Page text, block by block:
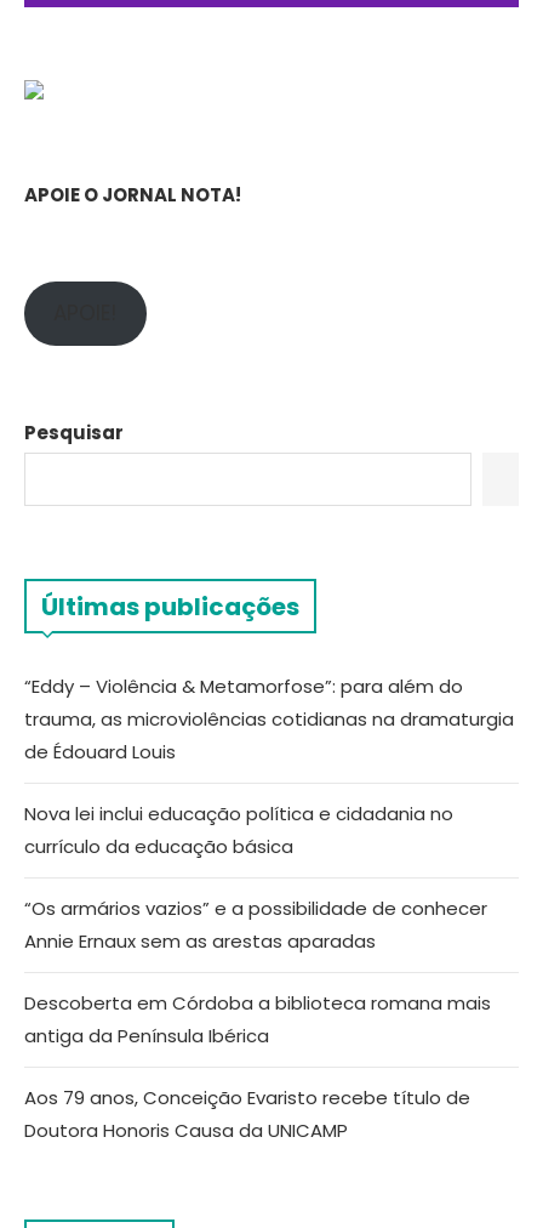
APOIE O JORNAL NOTA!
Pesquisar
Últimas publicações
“Eddy – Violência & Metamorfose”: para além do
trauma, as microviolências cotidianas na dramaturgia
de Édouard Louis
Nova lei inclui educação política e cidadania no
currículo da educação básica
“Os armários vazios” e a possibilidade de conhecer
Annie Ernaux sem as arestas aparadas
Descoberta em Córdoba a biblioteca romana mais
antiga da Península Ibérica
Aos 79 anos, Conceição Evaristo recebe título de
Doutora Honoris Causa da UNICAMP